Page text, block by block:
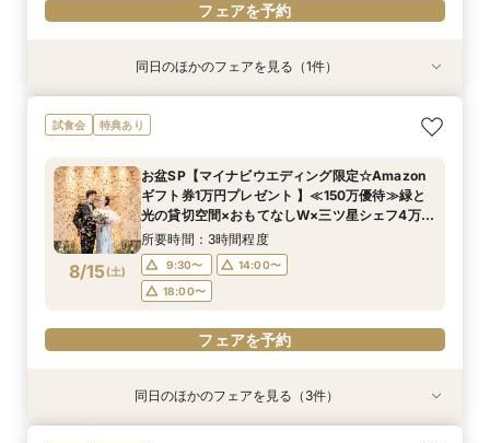
フェアを予約
特典あり
8/14(金)
【マイナビ限定の豪華特典も用意】初見学にお勧
め◎緑溢れるチャペルや貸切ができるパーティ会
談会で見積もりや特典などについて詳しく知れる
《安心》フェアを開催
所要時間：3時間程度
10:00〜
14:00〜
17:30〜
フェアを予約
同日のほかのフェアを見る（1件）
試食会 特典あり
8/15(土)
お盆SP【マイナビウエディング限定☆Amazon
ギフト券1万円プレゼント 】≪150万優待≫緑と
光の貸切空間×おもてなしW×三ツ星シェフ4万試
食×豪華特典*上質花嫁体験
所要時間：3時間程度
9:30〜
14:00〜
18:00〜
フェアを予約
特典あり
特典あり
特典あり同日のほかのフェアを見る（3件）